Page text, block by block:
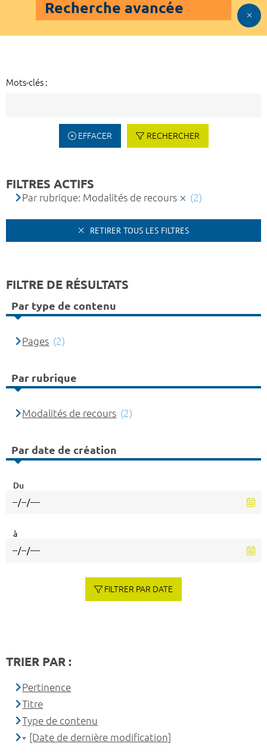
Recherche avancée
Mots-clés :
EFFACER RECHERCHER
FILTRES ACTIFS
Par rubrique: Modalités de recours (2)
RETIRER TOUS LES FILTRES
FILTRE DE RÉSULTATS
Par type de contenu
Pages (2)
Par rubrique
Modalités de recours (2)
Par date de création
Du
à
FILTRER PAR DATE
TRIER PAR :
Pertinence
Titre
Type de contenu
[Date de dernière modification]